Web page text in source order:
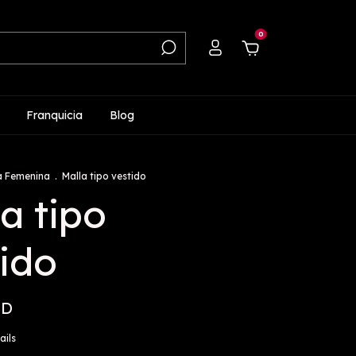
0
Franquicia Blog
Femenina . Malla tipo vestido
tipo